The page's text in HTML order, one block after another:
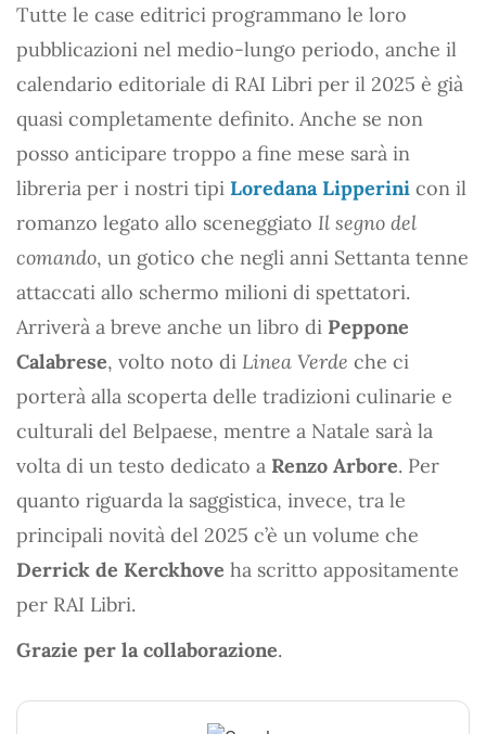
Tutte le case editrici programmano le loro
pubblicazioni nel medio-lungo periodo, anche il
calendario editoriale di RAI Libri per il 2025 è già
quasi completamente definito. Anche se non
posso anticipare troppo a fine mese sarà in
libreria per i nostri tipi Loredana Lipperini con il
romanzo legato allo sceneggiato Il segno del
comando, un gotico che negli anni Settanta tenne
attaccati allo schermo milioni di spettatori.
Arriverà a breve anche un libro di Peppone
Calabrese, volto noto di Linea Verde che ci
porterà alla scoperta delle tradizioni culinarie e
culturali del Belpaese, mentre a Natale sarà la
volta di un testo dedicato a Renzo Arbore. Per
quanto riguarda la saggistica, invece, tra le
principali novità del 2025 c’è un volume che
Derrick de Kerckhove ha scritto appositamente
per RAI Libri.
Grazie per la collaborazione.